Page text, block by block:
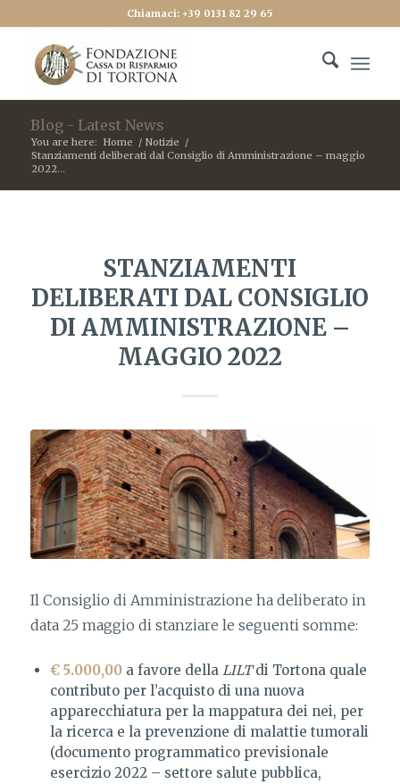
Chiamaci: +39 0131 82 29 65
Blog - Latest News
You are here: Home / Notizie /
Stanziamenti deliberati dal Consiglio di Amministrazione – maggio
2022...
STANZIAMENTI
DELIBERATI DAL CONSIGLIO
DI AMMINISTRAZIONE –
MAGGIO 2022
Il Consiglio di Amministrazione ha deliberato in
data 25 maggio di stanziare le seguenti somme:
€ 5.000,00a favore della LILTdi Tortona quale
contributo per l’acquisto di una nuova
apparecchiatura per la mappatura dei nei, per
la ricerca e la prevenzione di malattie tumorali
(documento programmatico previsionale
esercizio 2022 – settore salute pubblica,